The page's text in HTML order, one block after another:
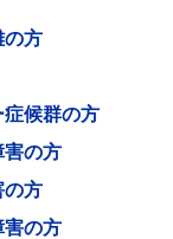
方
候群の方
の方
方
の方